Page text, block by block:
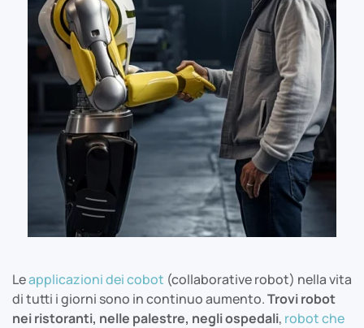
Leapplicazioni dei cobot (collaborative robot) nella vita
di tutti i giorni sono in continuo aumento.Trovi robot
nei ristoranti, nelle palestre, negli ospedali, robot che